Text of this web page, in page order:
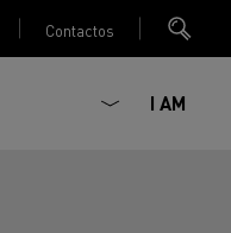
Contactos
I AM